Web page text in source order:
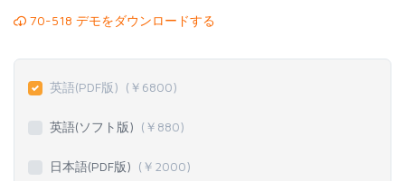
70-518 デモをダウンロードする
英語(PDF版) (￥ 6800)
英語(ソフト版) (￥ 880)
日本語(PDF版) (￥ 2000)